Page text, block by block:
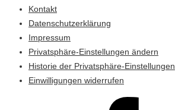
Kontakt
Datenschutzerklärung
Impressum
Privatsphäre-Einstellungen ändern
Historie der Privatsphäre-Einstellungen
Einwilligungen widerrufen